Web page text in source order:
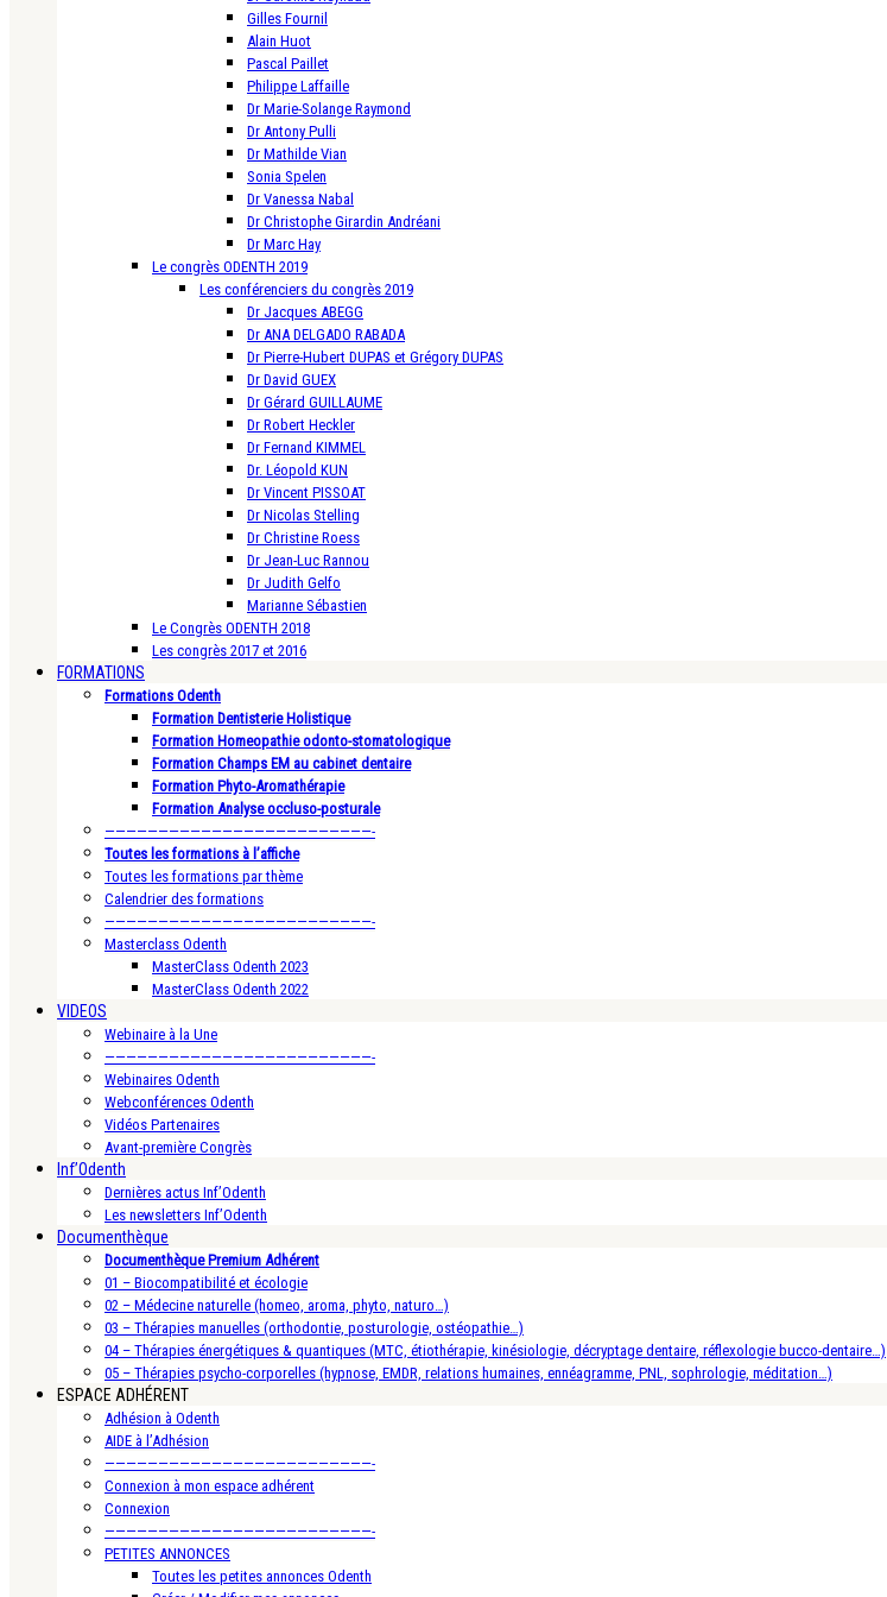
Gilles Fournil
Alain Huot
Pascal Paillet
Philippe Laffaille
Dr Marie-Solange Raymond
Dr Antony Pulli
Dr Mathilde Vian
Sonia Spelen
Dr Vanessa Nabal
Dr Christophe Girardin Andréani
Dr Marc Hay
Le congrès ODENTH 2019
Les conférenciers du congrès 2019
Dr Jacques ABEGG
Dr ANA DELGADO RABADA
Dr Pierre-Hubert DUPAS et Grégory DUPAS
Dr David GUEX
Dr Gérard GUILLAUME
Dr Robert Heckler
Dr Fernand KIMMEL
Dr. Léopold KUN
Dr Vincent PISSOAT
Dr Nicolas Stelling
Dr Christine Roess
Dr Jean-Luc Rannou
Dr Judith Gelfo
Marianne Sébastien
Le Congrès ODENTH 2018
Les congrès 2017 et 2016
FORMATIONS
Formations Odenth
Formation Dentisterie Holistique
Formation Homeopathie odonto-stomatologique
Formation Champs EM au cabinet dentaire
Formation Phyto-Aromathérapie
Formation Analyse occluso-posturale
—————————————————————————-
Toutes les formations à l’affiche
Toutes les formations par thème
Calendrier des formations
—————————————————————————-
Masterclass Odenth
MasterClass Odenth 2023
MasterClass Odenth 2022
VIDEOS
Webinaire à la Une
—————————————————————————-
Webinaires Odenth
Webconférences Odenth
Vidéos Partenaires
Avant-première Congrès
Inf’Odenth
Dernières actus Inf’Odenth
Les newsletters Inf’Odenth
Documenthèque
Documenthèque Premium Adhérent
01 – Biocompatibilité et écologie
02 – Médecine naturelle (homeo, aroma, phyto, naturo…)
03 – Thérapies manuelles (orthodontie, posturologie, ostéopathie…)
04 – Thérapies énergétiques & quantiques (MTC, étiothérapie, kinésiologie, décryptage dentaire, réflexologie bucco-dentaire…)
05 – Thérapies psycho-corporelles (hypnose, EMDR, relations humaines, ennéagramme, PNL, sophrologie, méditation…)
ESPACE ADHÉRENT
Adhésion à Odenth
AIDE à l’Adhésion
—————————————————————————-
Connexion à mon espace adhérent
Connexion
—————————————————————————-
PETITES ANNONCES
Toutes les petites annonces Odenth